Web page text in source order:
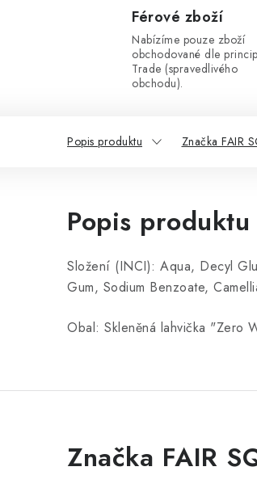
Férové zboží
Nabízíme pouze zboží
obchodované dle
Trade (spravedlivého
obchodu).
Popis produktu Značka FAIR
Popis produktu
Složení (INCI): Aqua, Decyl
Gum, Sodium Benzoate,
Obal: Skleněná lahvička "Zero
Značka FAIR